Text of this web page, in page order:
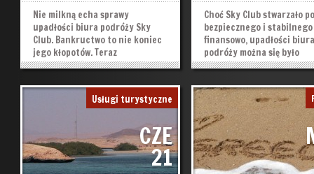
Nie milkną echa sprawy
upadłości biura podróży Sky
Club. Bankructwo to nie koniec
jego kłopotów. Teraz
działalności touroperatora
podejrzenie, że agenci
świadomie działali na szkodę
upadłość przedsiębiorstwa...»»
Choć Sky Club stwarzało
bezpiecznego i stabilnego
finansowo, upadłości
podróży można się było
spodziewać. To naturalna
rozgrywały się na
ostatnich miesięcy.
raz kolejny, tysiące
utknęły za granicą bez...
Usługi turystyczne
CZE
21